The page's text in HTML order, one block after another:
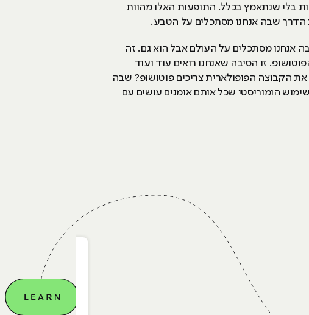
בלי שנתאמץ בכלל. התופעות האלו מהוות
הדרך שבה אנחנו מסתכלים על הטבע.
אנחנו מסתכלים על העולם אבל הוא גם. זה
זו הסיבה שאנחנו רואים עוד ועוד
הקבוצה הפופולארית צריכים פוטושופ? שבה
הומוריסטי שכל אותם אומנים עושים עם